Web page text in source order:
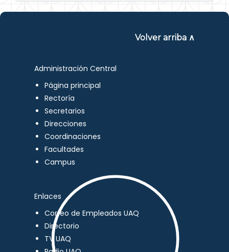
Volver arriba ∧
Administración Central
Página principal
Rectoría
Secretarios
Direcciones
Coordinaciones
Facultades
Campus
Enlaces
Correo de Empleados UAQ
Directorio
TV UAQ